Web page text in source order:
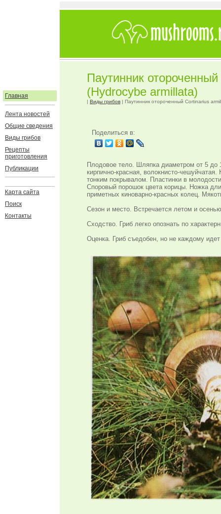
Главная
Лента новостей
Общие сведения
Виды грибов
Рецепты
приготовления
Публикации
Карта сайта
Поиск
Контакты
Паутинник
(Hydrocybe armillata)
| Виды грибов | Паутинник отороченный Cortinarius
Поделиться в:
Плодовое тело. Шляпка диаметром от 5 до
кирпично-красная, волокнисто-
тонким покрывалом. Пластинки в
Споровый порошок цвета корицы. Ножка
приметных киноварно-красных колец.
Сезон и место. Встречается летом и
Сходство. Гриб легко опознать по
Оценка. Гриб съедобен, но не каждому идет